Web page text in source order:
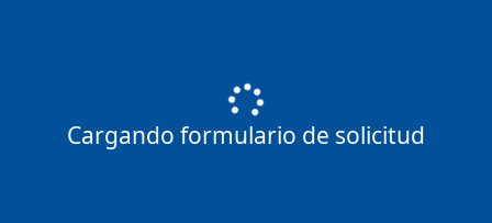
Cargando formulario de solicitud